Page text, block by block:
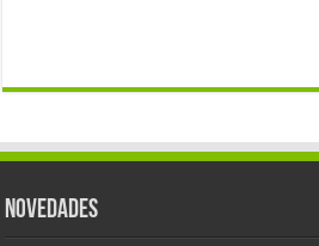
Novedades